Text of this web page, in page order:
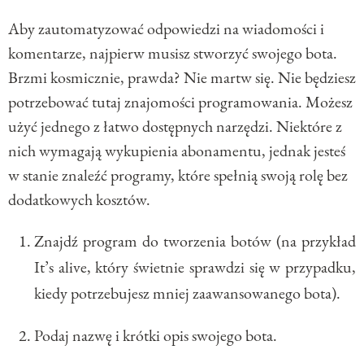
Aby zautomatyzować odpowiedzi na wiadomości i
komentarze, najpierw musisz stworzyć swojego bota.
Brzmi kosmicznie, prawda? Nie martw się. Nie będziesz
potrzebować tutaj znajomości programowania. Możesz
użyć jednego z łatwo dostępnych narzędzi. Niektóre z
nich wymagają wykupienia abonamentu, jednak jesteś
w stanie znaleźć programy, które spełnią swoją rolę bez
dodatkowych kosztów.
Znajdź program do tworzenia botów (na przykład
It’s alive, który świetnie sprawdzi się w przypadku,
kiedy potrzebujesz mniej zaawansowanego bota).
Podaj nazwę i krótki opis swojego bota.